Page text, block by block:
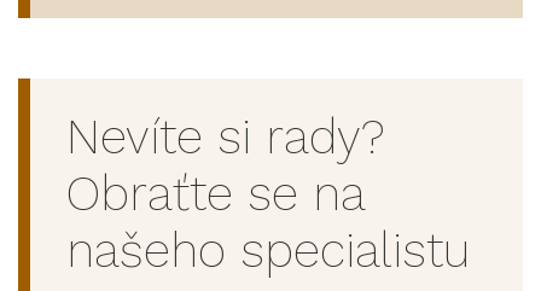
Nevíte si rady?
Obraťte se na
našeho specialistu